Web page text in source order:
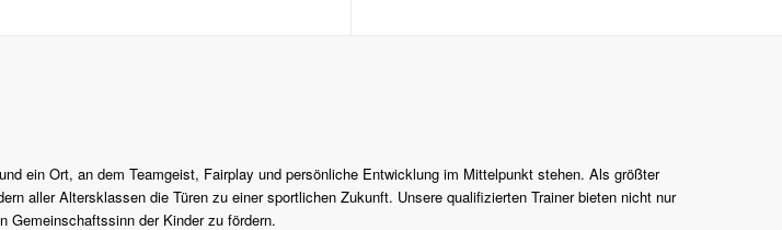
ein Ort, an dem Teamgeist, Fairplay und persönliche Entwicklung im Mittelpunkt stehen. Als größter
aller Altersklassen die Türen zu einer sportlichen Zukunft. Unsere qualifizierten Trainer bieten nicht nur
Gemeinschaftssinn der Kinder zu fördern.